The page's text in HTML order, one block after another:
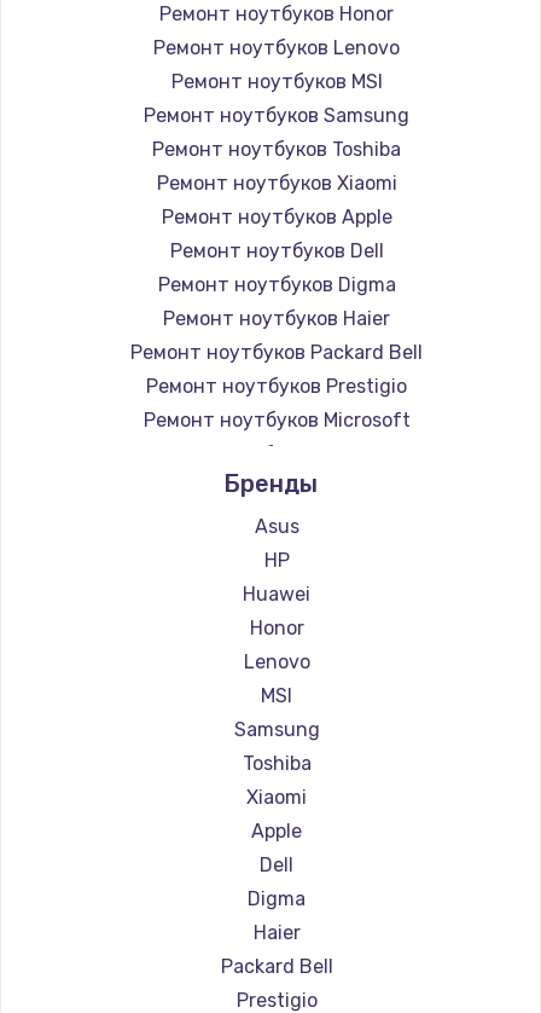
Ремонт ноутбуков Honor
Ремонт ноутбуков Lenovo
Ремонт ноутбуков MSI
Ремонт ноутбуков Samsung
Ремонт ноутбуков Toshiba
Ремонт ноутбуков Xiaomi
Ремонт ноутбуков Apple
Ремонт ноутбуков Dell
Ремонт ноутбуков Digma
Ремонт ноутбуков Haier
Ремонт ноутбуков Packard Bell
Ремонт ноутбуков Prestigio
Ремонт ноутбуков Microsoft
Ремонт ноутбуков Alienware
Ремонт ноутбуков Aquarius
Ремонт ноутбуков Gigabyte
Ремонт ноутбуков Aorus
Ремонт ноутбуков Maibenben
Ремонт ноутбуков Getac
Ремонт ноутбуков Epson
Ремонт ноутбуков Philips
Ремонт ноутбуков LG
Ремонт ноутбуков Panasonic
Ремонт ноутбуков Irbis
Ремонт ноутбуков Thunderobot
Ремонт ноутбуков Hasee
Ремонт ноутбуков ZTE
Ремонт ноутбуков Hiper
Ремонт ноутбуков Evga
Ремонт ноутбуков Google
Бренды
Asus
HP
Huawei
Honor
Lenovo
MSI
Samsung
Toshiba
Xiaomi
Apple
Dell
Digma
Haier
Packard Bell
Prestigio